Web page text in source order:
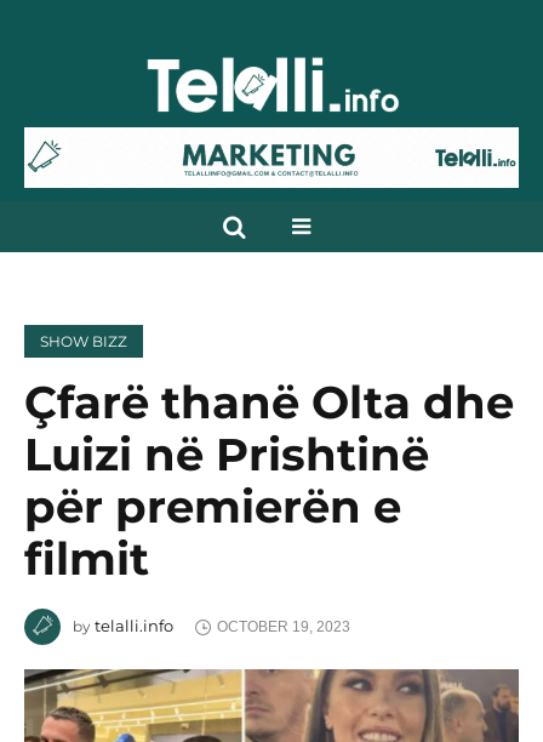
SHOW BIZZ
Çfarë thanë Olta dhe
Luizi në Prishtinë
për premierën e
filmit
by telalli.info OCTOBER 19, 2023